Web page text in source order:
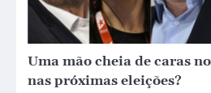
Uma mão cheia de caras
nas próximas eleições?